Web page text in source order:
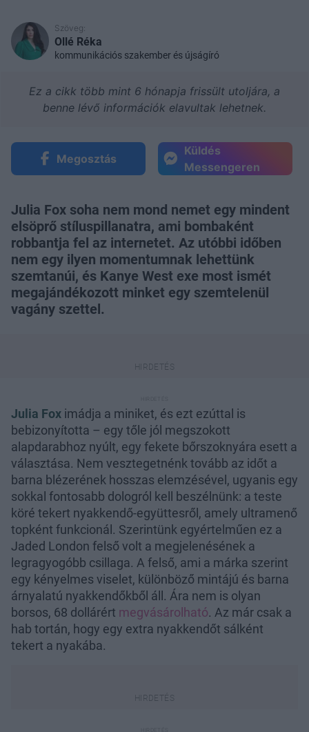
Szöveg:
Ollé Réka
kommunikációs szakember és újságíró
Ez a cikk több mint 6 hónapja frissült utoljára, a
benne lévő információk elavultak lehetnek.
Megosztás
Küldés
Messengeren
Julia Fox soha nem mond nemet egy mindent
elsöprő stíluspillanatra, ami bombaként
robbantja fel az internetet. Az utóbbi időben
nem egy ilyen momentumnak lehettünk
szemtanúi, és Kanye West exe most ismét
megajándékozott minket egy szemtelenül
vagány szettel.
Julia Fox imádja a miniket, és ezt ezúttal is
bebizonyította – egy tőle jól megszokott
alapdarabhoz nyúlt, egy fekete bőrszoknyára esett a
választása. Nem vesztegetnénk tovább az időt a
barna blézerének hosszas elemzésével, ugyanis egy
sokkal fontosabb dologról kell beszélnünk: a teste
köré tekert nyakkendő-együttesről, amely ultramenő
topként funkcionál. Szerintünk egyértelműen ez a
Jaded London felső volt a megjelenésének a
legragyogóbb csillaga. A felső, ami a márka szerint
egy kényelmes viselet, különböző mintájú és barna
árnyalatú nyakkendőkből áll. Ára nem is olyan
borsos, 68 dollárért megvásárolható. Az már csak a
hab tortán, hogy egy extra nyakkendőt sálként
tekert a nyakába.